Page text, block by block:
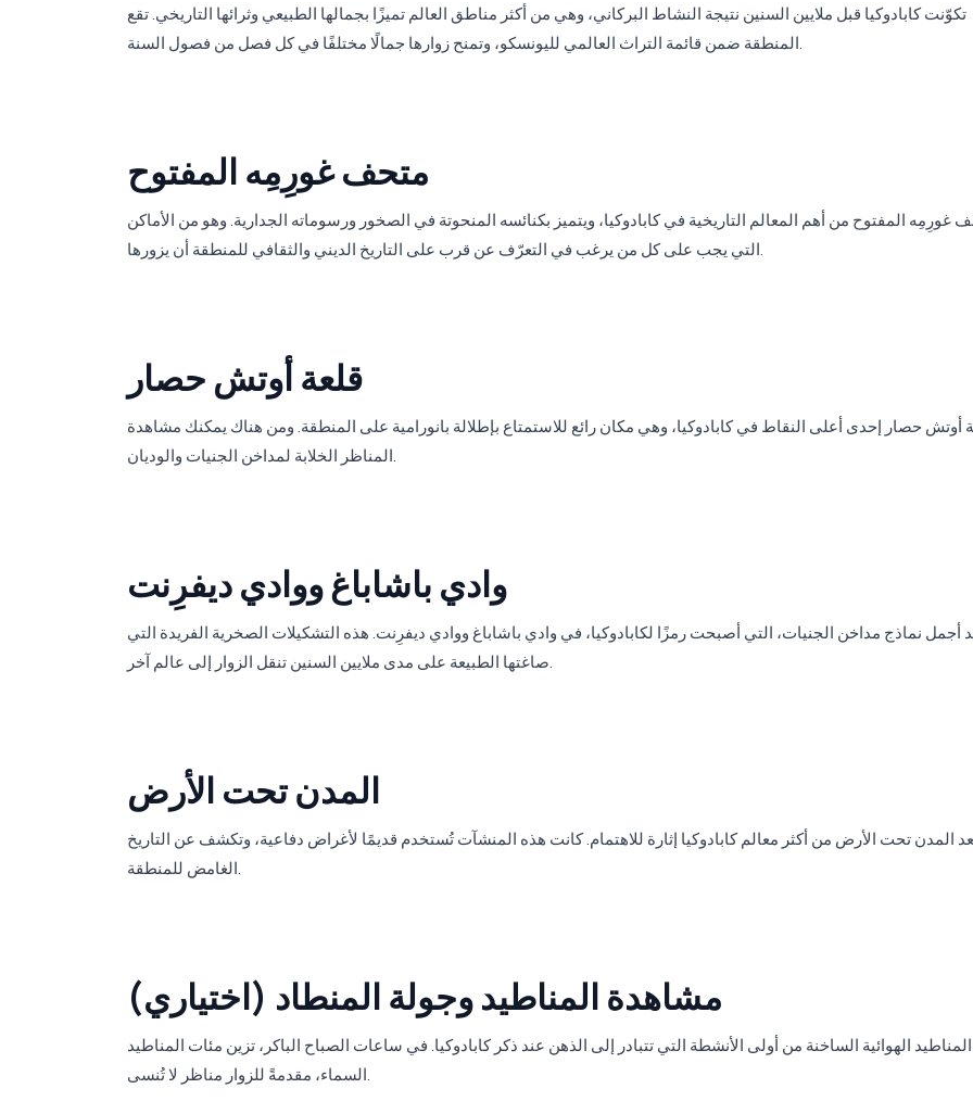
تكوّنت كابادوكيا قبل ملايين السنين نتيجة النشاط البركاني، وهي من أكثر مناطق العالم تميزًا بجمالها الطبيعي وثرائها التاريخي. تقع
المنطقة ضمن قائمة التراث العالمي لليونسكو، وتمنح زوارها جمالًا مختلفًا في كل فصل من فصول السنة.
متحف غورِمِه المفتوح
غورِمِه المفتوح من أهم المعالم التاريخية في كابادوكيا، ويتميز بكنائسه المنحوتة في الصخور ورسوماته الجدارية. وهو من الأماكن
التي يجب على كل من يرغب في التعرّف عن قرب على التاريخ الديني والثقافي للمنطقة أن يزورها.
قلعة أوتش حصار
أوتش حصار إحدى أعلى النقاط في كابادوكيا، وهي مكان رائع للاستمتاع بإطلالة بانورامية على المنطقة. ومن هناك يمكنك مشاهدة
المناظر الخلابة لمداخن الجنيات والوديان.
وادي باشاباغ ووادي ديفرِنت
أجمل نماذج مداخن الجنيات، التي أصبحت رمزًا لكابادوكيا، في وادي باشاباغ ووادي ديفرِنت. هذه التشكيلات الصخرية الفريدة التي
صاغتها الطبيعة على مدى ملايين السنين تنقل الزوار إلى عالم آخر.
المدن تحت الأرض
المدن تحت الأرض من أكثر معالم كابادوكيا إثارة للاهتمام. كانت هذه المنشآت تُستخدم قديمًا لأغراض دفاعية، وتكشف عن التاريخ
الغامض للمنطقة.
مشاهدة المناطيد وجولة المنطاد (اختياري)
الهوائية الساخنة من أولى الأنشطة التي تتبادر إلى الذهن عند ذكر كابادوكيا. في ساعات الصباح الباكر، تزين مئات المناطيد
السماء، مقدمةً للزوار مناظر لا تُنسى.